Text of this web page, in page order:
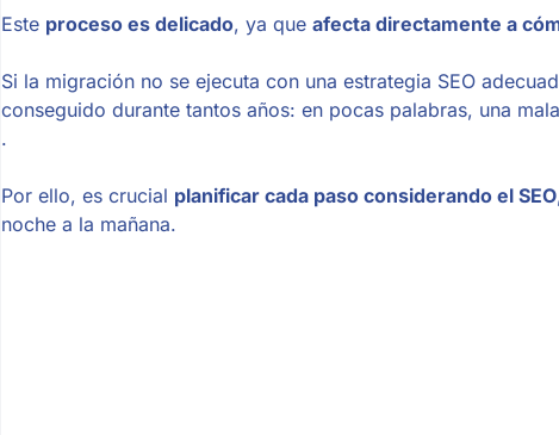
Este proceso es delicado, ya que afecta directamente a
Si la migración no se ejecuta con una estrategia SEO
conseguido durante tantos años: en pocas palabras, una
.
Por ello, es crucial planificar cada paso considerando el SEO
noche a la mañana.